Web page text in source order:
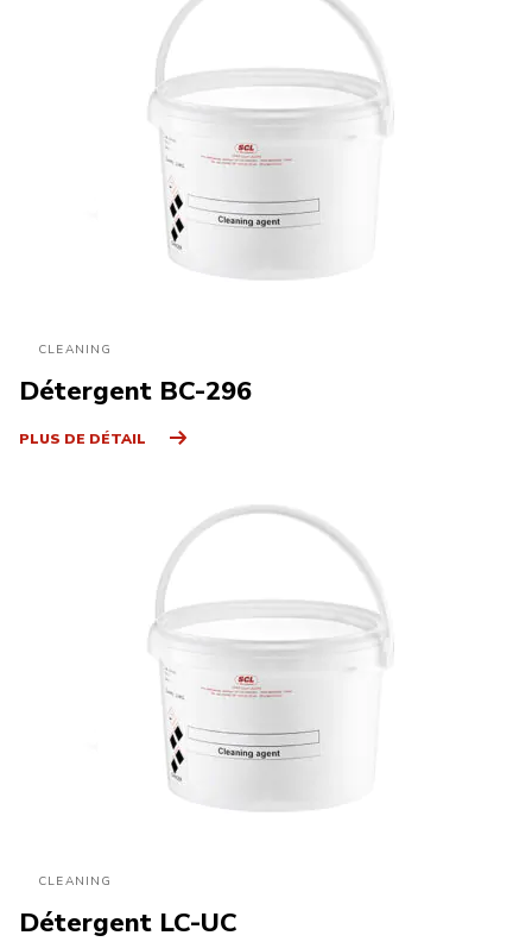
CLEANING
Détergent BC-296
PLUS DE DÉTAIL
CLEANING
Détergent LC-UC